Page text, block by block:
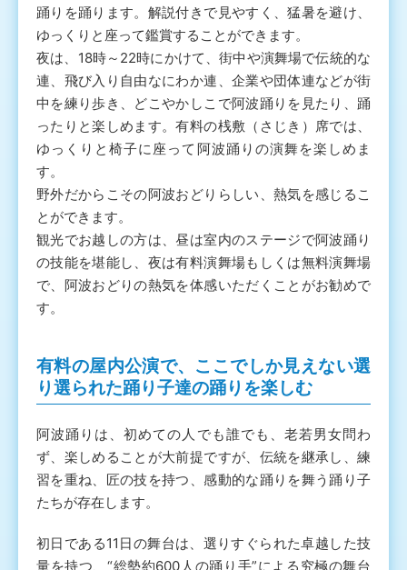
踊りを踊ります。解説付きで見やすく、猛暑を避け、
ゆっくりと座って鑑賞することができます。
夜は、18時～22時にかけて、街中や演舞場で伝統的な
連、飛び入り自由なにわか連、企業や団体連などが街
中を練り歩き、どこやかしこで阿波踊りを見たり、踊
ったりと楽しめます。有料の桟敷（さじき）席では、
ゆっくりと椅子に座って阿波踊りの演舞を楽しめま
す。
野外だからこその阿波おどりらしい、熱気を感じるこ
とができます。
観光でお越しの方は、昼は室内のステージで阿波踊り
の技能を堪能し、夜は有料演舞場もしくは無料演舞場
で、阿波おどりの熱気を体感いただくことがお勧めで
す。
有料の屋内公演で、ここでしか見えない選
り選られた踊り子達の踊りを楽しむ
阿波踊りは、初めての人でも誰でも、老若男女問わ
ず、楽しめることが大前提ですが、伝統を継承し、練
習を重ね、匠の技を持つ、感動的な踊りを舞う踊り子
たちが存在します。
初日である11日の舞台は、選りすぐられた卓越した技
量を持つ、“総勢約600人の踊り手”による究極の舞台